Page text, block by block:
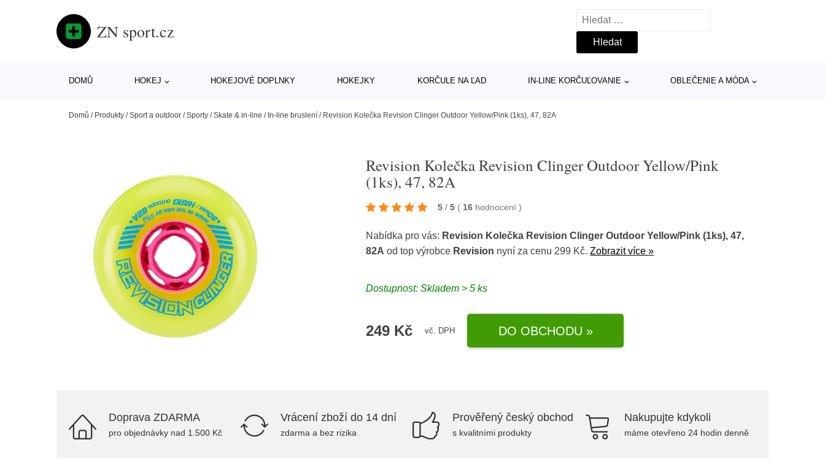
ZN sport.cz
Vyhledávání
DOMŮ HOKEJ HOKEJOVÉ DOPLNKY HOKEJKY KORČULE NA ĽAD IN-LINE KORČUĽOVANIE OBLEČENIE A MÓDA
Domů / Produkty /Sport a outdoor /Sporty /Skate & in-line / In-line bruslení / Revision Kolečka Revision Clinger Outdoor Yellow/Pink (1ks), 47, 82A
Revision Kolečka Revision Clinger Outdoor Yellow/Pink
(1ks), 47, 82A
5 / 5 ( 16 hodnocení)
Nabídka pro vás: Revision Kolečka Revision Clinger Outdoor Yellow/Pink (1ks), 47,
82A od top výrobce Revision nyní za cenu 299 Kč.Zobrazit více »
Dostupnost: Skladem > 5 ks
249 Kč vč. DPH DO OBCHODU »
Doprava ZDARMA
pro objednávky nad 1.500 Kč
Vrácení zboží do 14 dní
zdarma a bez rizika
Prověřený český obchod
s kvalitními produkty
Nakupujte kdykoli
máme otevřeno 24 hodin denně